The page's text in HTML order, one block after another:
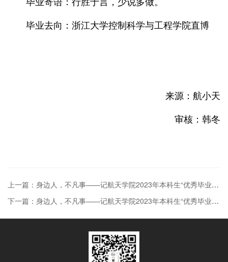
毕业去向：浙江大学控制科学与工程学院直博
来源：航小天
审核：韩冬
上一篇：身边人，不凡事——记航天学院2023年本科生“优秀毕业生”（四）
下一篇：身边人，不凡事——记航天学院2023年本科生“优秀毕业生”（二）